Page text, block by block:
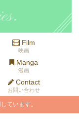
Film
映画
Manga
漫画
Contact
お問い合わせ
ています。